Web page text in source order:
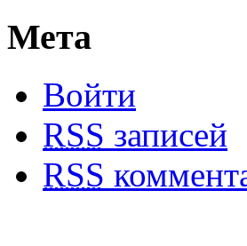
Мета
Войти
RSS записей
RSS